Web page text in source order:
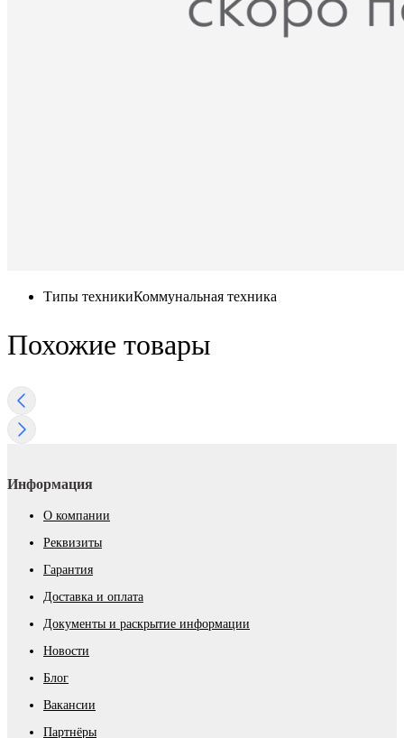
Типы техникиКоммунальная техника
Похожие товары
Информация
О компании
Реквизиты
Гарантия
Доставка и оплата
Документы и раскрытие информации
Новости
Блог
Вакансии
Партнёры